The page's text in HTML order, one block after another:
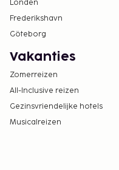
Londen
Frederikshavn
Göteborg
Vakanties
Zomerreizen
All-Inclusive reizen
Gezinsvriendelijke hotels
Musicalreizen